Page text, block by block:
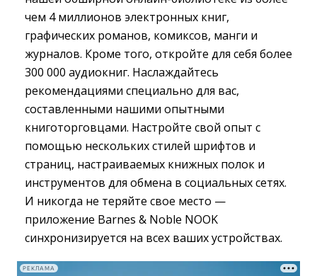
чем 4 миллионов электронных книг,
графических романов, комиксов, манги и
журналов. Кроме того, откройте для себя более
300 000 аудиокниг. Наслаждайтесь
рекомендациями специально для вас,
составленными нашими опытными
книготорговцами. Настройте свой опыт с
помощью нескольких стилей шрифтов и
страниц, настраиваемых книжных полок и
инструментов для обмена в социальных сетях.
И никогда не теряйте свое место —
приложение Barnes & Noble NOOK
синхронизируется на всех ваших устройствах.
РЕКЛАМА